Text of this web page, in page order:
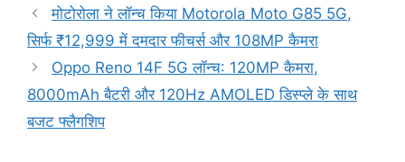
मोटोरोला ने लॉन्च किया Motorola Moto G85 5G,
सिर्फ ₹12,999 में दमदार फीचर्स और 108MP कैमरा
Oppo Reno 14F 5G लॉन्च: 120MP कैमरा,
8000mAh बैटरी और 120Hz AMOLED डिस्प्ले के साथ
बजट फ्लैगशिप